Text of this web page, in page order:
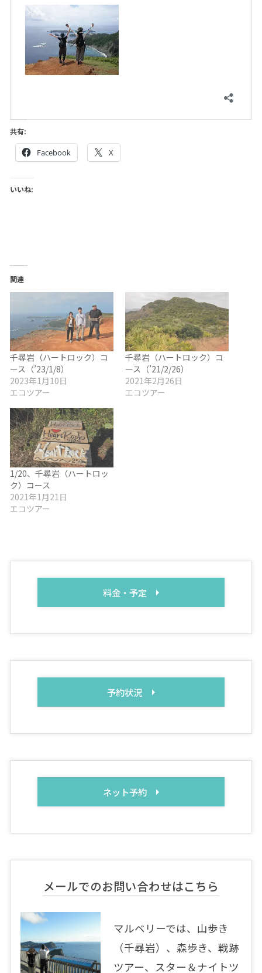
共有:
Facebook X
いいね:
関連
千尋岩（ハートロック）コ
ース（’23/1/8）
2023年1月10日
エコツアー
千尋岩（ハートロック）コ
ース（’21/2/26）
2021年2月26日
エコツアー
1/20、千尋岩（ハートロッ
ク）コース
2021年1月21日
エコツアー
料金・予定
予約状況
ネット予約
メールでのお問い合わせはこちら
マルベリーでは、山歩き
（千尋岩）、森歩き、戦跡
ツアー、スター＆ナイトツ